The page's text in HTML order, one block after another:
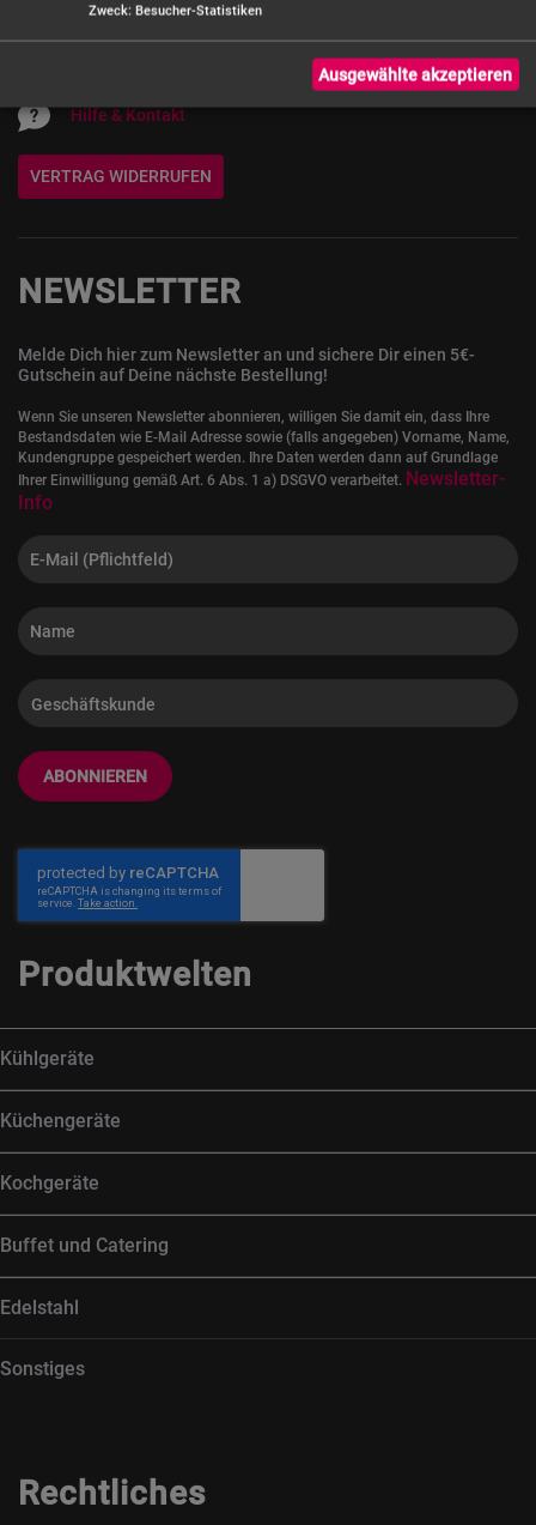
Hilfe & Kontakt
VERTRAG WIDERRUFEN
NEWSLETTER
Melde Dich hier zum Newsletter an und sichere Dir einen 5€-
Gutschein auf Deine nächste Bestellung!
Wenn Sie unseren Newsletter abonnieren, willigen Sie damit ein, dass Ihre
Bestandsdaten wie E-Mail Adresse sowie (falls angegeben) Vorname, Name,
Kundengruppe gespeichert werden. Ihre Daten werden dann auf Grundlage
Ihrer Einwilligung gemäß Art. 6 Abs. 1 a) DSGVO verarbeitet. Newsletter-
Info
ABONNIEREN
Produktwelten
Kühlgeräte
Küchengeräte
Kochgeräte
Buffet und Catering
Edelstahl
Sonstiges
Rechtliches
Zweck: Besucher-Statistiken
Ausgewählte akzeptieren